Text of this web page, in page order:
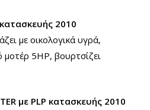
κατασκευής 2010
με οικολογικά υγρά,
5HP, βουρτσίζει
με PLP κατασκευής 2010